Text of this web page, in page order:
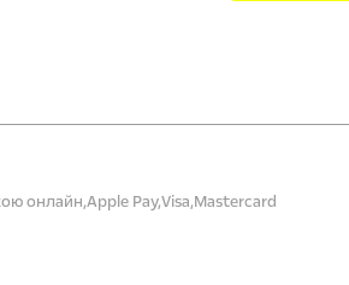
онлайн,Apple Pay,Visa,Mastercard